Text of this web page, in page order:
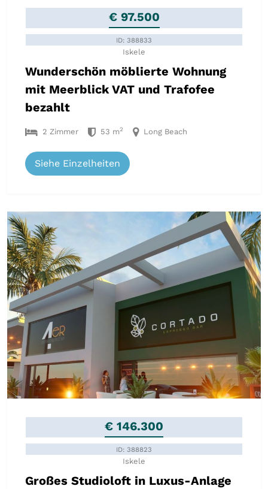
€ 97.500
ID: 388833
Iskele
Wunderschön möblierte Wohnung
mit Meerblick VAT und Trafofee
bezahlt
2 Zimmer 53 m2 Long Beach
Siehe Einzelheiten
€ 146.300
ID: 388823
Iskele
Großes Studioloft in Luxus-Anlage